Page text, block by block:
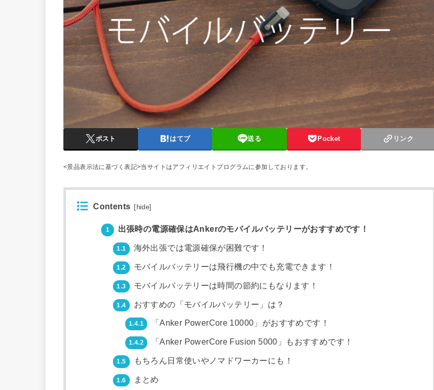
ポスト はてブ 送る Pocket リンク
<景品表示法に基づく表記>当サイトはアフィリエイトプログラムに参加しております。
Contents [ hide]
1 出張時の電源確保はAnkerのモバイルバッテリーがおすすめです！
1.1 海外出張では電源確保が困難です！
1.2 モバイルバッテリーは飛行機の中でも充電できます！
1.3 モバイルバッテリーは時間の節約にもなります！
1.4 おすすめの「モバイルバッテリー」は？
1.4.1 「Anker PowerCore 10000」がおすすめです！
1.4.2 「Anker PowerCore Fusion 5000」もおすすめです！
1.5 もちろん日常使いやノマドワーカーにも！
1.6 まとめ